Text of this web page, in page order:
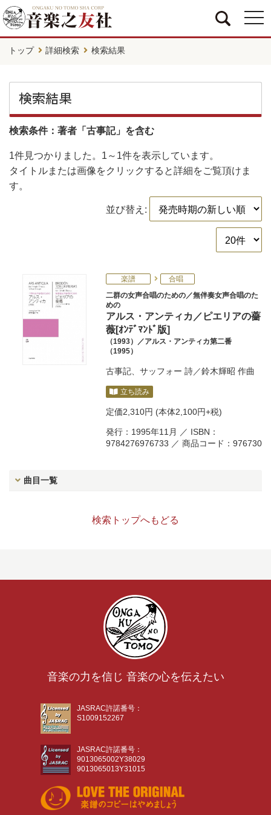
トップ 詳細検索 検索結果
検索結果
検索条件：著者「古事記」を含む
1件見つかりました。 1～1件を表示しています。
タイトルまたは画像をクリックすると詳細をご覧頂けま
す。
並び替え:
楽譜
合唱
二群の女声合唱のための／無伴奏女声合唱のた
めの
アルス・アンティカ／ピエリアの薔
薇[ｵﾝﾃﾞﾏﾝﾄﾞ版]
（1993）／アルス・アンティカ第二番
（1995）
古事記 サッフォー 詩／鈴木輝昭 作曲
立ち読み
定価2,310円 (本体2,100円+税)
発行：1995年11月 ／ ISBN：
9784276976733 ／ 商品コード：976730
曲目一覧
検索トップへもどる
音楽の力を信じ 音楽の心を伝えたい
JASRAC許諾番号：
S1009152267
JASRAC許諾番号：
9013065002Y38029
9013065013Y31015